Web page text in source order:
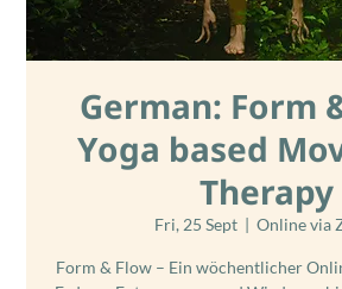
German: Form
Yoga based
Therapy
Fri, 25 Sept
  |
Online via
Form & Flow – Ein wöchentlicher